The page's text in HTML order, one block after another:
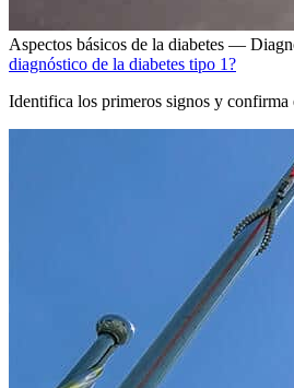
Aspectos básicos de la diabetes —
diagnóstico de la diabetes tipo 1?
Identifica los primeros signos y confirma